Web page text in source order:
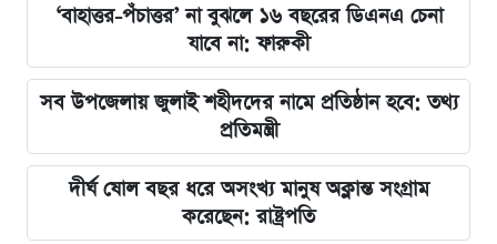
‘বাহাত্তর-পঁচাত্তর’ না বুঝলে ১৬ বছরের ডিএনএ চেনা
যাবে না: ফারুকী
সব উপজেলায় জুলাই শহীদদের নামে প্রতিষ্ঠান হবে: তথ্য
প্রতিমন্ত্রী
দীর্ঘ ষোল বছর ধরে অসংখ্য মানুষ অক্লান্ত সংগ্রাম
করেছেন: রাষ্ট্রপতি